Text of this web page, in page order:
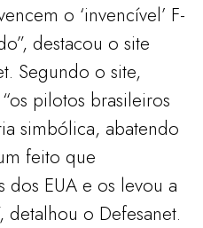
o ‘invencível’ F-
destacou o site
Segundo o site,
pilotos brasileiros
simbólica, abatendo
feito que
EUA e os levou a
detalhou o Defesanet.